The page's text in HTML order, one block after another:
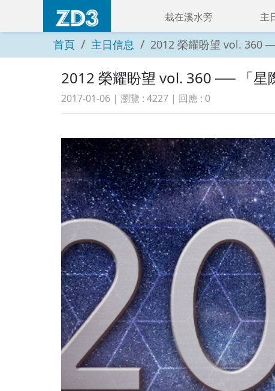
栽在溪水旁 主
首頁 主日信息 2012 榮耀盼望 vol. 360
2012 榮耀盼望 vol. 360 ── 「星
2017-01-06 | 瀏覽 : 4227 | 回應 : 0